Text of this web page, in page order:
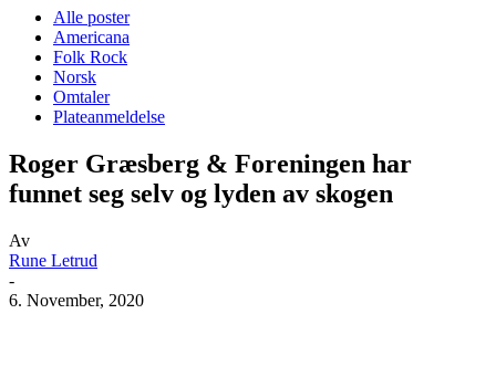
Alle poster
Americana
Folk Rock
Norsk
Omtaler
Plateanmeldelse
Roger Græsberg & Foreningen har
funnet seg selv og lyden av skogen
Av
Rune Letrud
-
6. November, 2020